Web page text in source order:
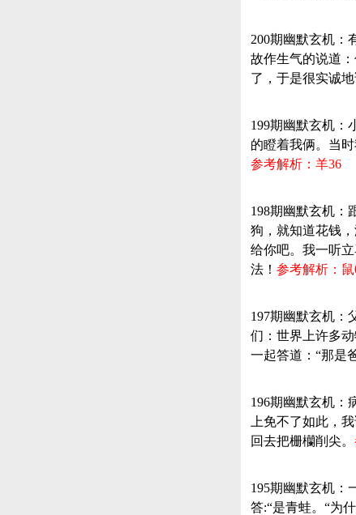
200期幽默玄机：
故作生气的说道
了，于是很实诚
199期幽默玄机：
的瞪着我俩。当
参考解析：羊36
198期幽默玄机：
狗，就知道花钱
给你吧。我一听
法！ 参考解析：鼠
197期幽默玄机：
们：世界上许多
一起答道：“那是
196期幽默玄机：
上免不了如此，
回去把栅欗削尖。
195期幽默玄机：
答:“是青蛙。“为